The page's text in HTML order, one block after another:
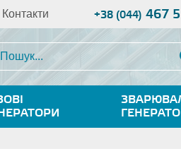
Контакти +38 (044) 467